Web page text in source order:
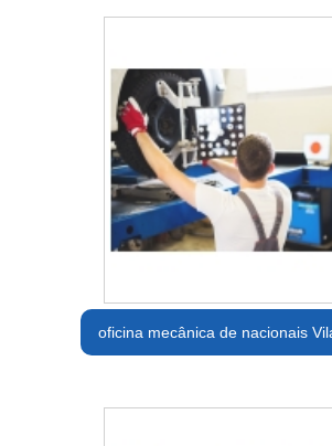
oficina mecânica de nacionais